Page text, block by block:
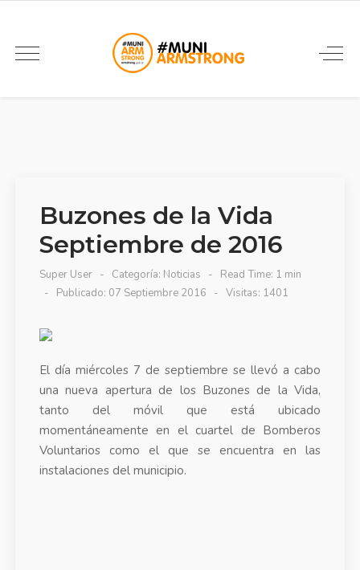
Buzones de la Vida
Septiembre de 2016
Super User Categoría: Noticias
Read Time: 1 min
Publicado: 07 Septiembre 2016
Visitas: 1401
El día miércoles 7 de septiembre se llevó a cabo
una nueva apertura de los Buzones de la Vida,
tanto del móvil que está ubicado
momentáneamente en el cuartel de Bomberos
Voluntarios como el que se encuentra en las
instalaciones del municipio.